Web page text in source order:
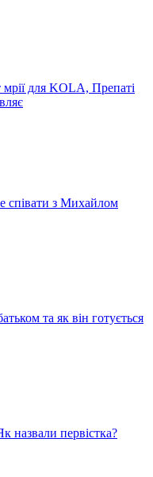
мрії для KOLA, Препаті
співати з Михайлом
та як він готується
назвали первістка?